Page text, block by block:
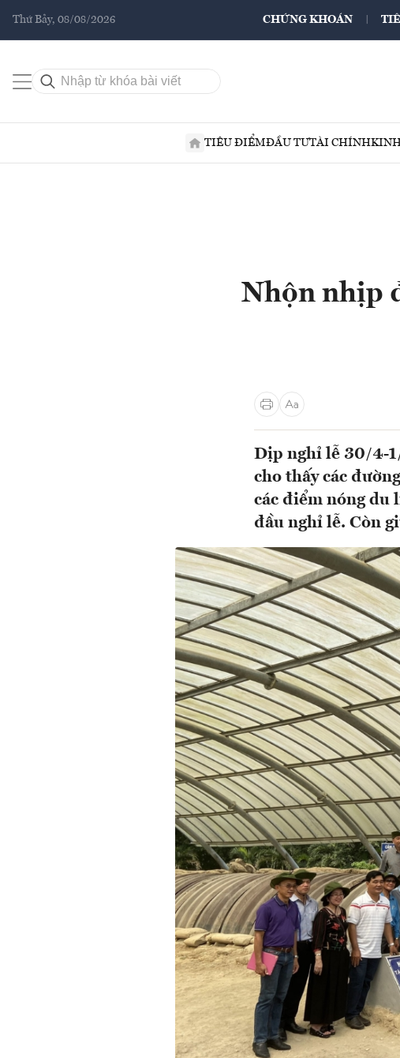
Thứ Bảy, 08/08/2026 CHỨNG KHOÁN
TIÊU ĐIỂMĐẦU TƯTÀI CHÍNHKINH
Nhộn nhịp
Dịp nghỉ lễ 30/4-
cho thấy các
các điểm nóng du
đầu nghỉ lễ. Còn